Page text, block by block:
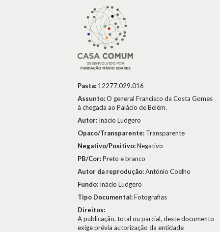
Pasta: 12277.029.016
Assunto:O general Francisco da Costa Gomes
à chegada ao Palácio de Belém.
Autor: Inácio Ludgero
Opaco/Transparente: Transparente
Negativo/Positivo:Negativo
PB/Cor:Preto e branco
Autor da reprodução:António Coelho
Fundo: Inácio Ludgero
Tipo Documental:Fotografias
Direitos:
A publicação, total ou parcial, deste documento
exige prévia autorização da entidade